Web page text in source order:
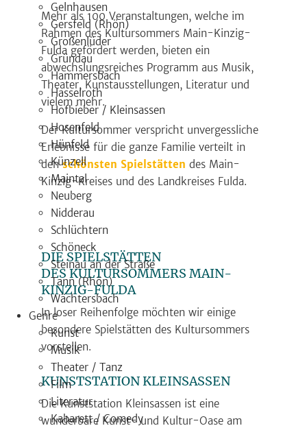
Gelnhausen
Gersfeld (Rhön)
Großenlüder
Gründau
Hammersbach
Hasselroth
Hofbieber / Kleinsassen
Hosenfeld
Hünfeld
Künzell
Maintal
Neuberg
Nidderau
Schlüchtern
Schöneck
Steinau an der Straße
Tann (Rhön)
Wächtersbach
Genre
Kunst
Musik
Theater / Tanz
Film
Literatur
Kabarett / Comedy
Mehr als 100 Veranstaltungen, welche im
Rahmen des Kultursommers Main-Kinzig-
Fulda gefördert werden, bieten ein
abwechslungsreiches Programm aus Musik,
Theater, Kunstausstellungen, Literatur und
vielem mehr.
Der Kultursommer verspricht unvergessliche
Erlebnisse für die ganze Familie verteilt in
denschönsten Spielstätten des Main-
Kinzig-Kreises und des Landkreises Fulda.
DIE SPIELSTÄTTEN
DES KULTURSOMMERS MAIN-
KINZIG-FULDA
In loser Reihenfolge möchten wir einige
besondere Spielstätten des Kultursommers
vorstellen.
KUNSTSTATION KLEINSASSEN
Die Kunststation Kleinsassen ist eine
wunderbare Kunst- und Kultur-Oase am